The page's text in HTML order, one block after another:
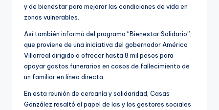
y de bienestar para mejorar las condiciones de vida en
zonas vulnerables.
Así también informó del programa “Bienestar Solidario”,
que proviene de una iniciativa del gobernador Américo
Villarreal dirigido a ofrecer hasta 8 mil pesos para
apoyar gastos funerarios en casos de fallecimiento de
un familiar en línea directa.
En esta reunión de cercanía y solidaridad, Casas
González resaltó el papel de las y los gestores sociales